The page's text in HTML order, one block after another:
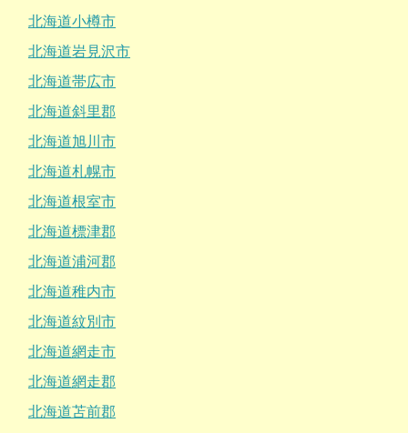
北海道小樽市
北海道岩見沢市
北海道帯広市
北海道斜里郡
北海道旭川市
北海道札幌市
北海道根室市
北海道標津郡
北海道浦河郡
北海道稚内市
北海道紋別市
北海道網走市
北海道網走郡
北海道苫前郡